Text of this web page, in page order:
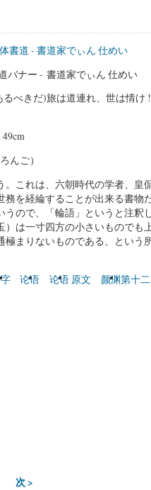
バナー - 書道家でぃん 仕めい
べきだ)旅は道連れ、世は情け
49cm
んご）
これは、六朝時代の学者、皇
を経綸することが出来る書物
ので、「輪語」というと注釈
は一寸四方の小さいものでも
まりないものである、という
论语 论语 原文 颜渊第十二
次 >